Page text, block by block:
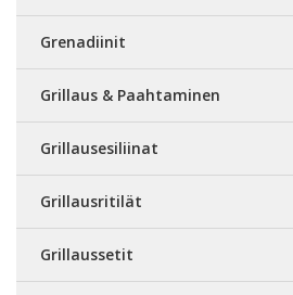
Grenadiinit
Grillaus & Paahtaminen
Grillausesiliinat
Grillausritilät
Grillaussetit